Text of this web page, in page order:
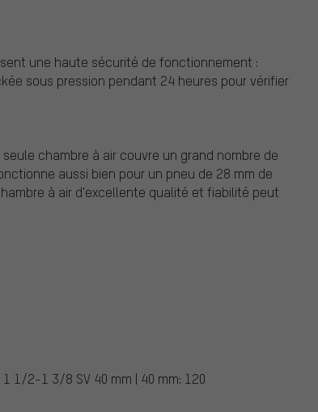
une haute sécurité de fonctionnement :
sous pression pendant 24 heures pour vérifier
chambre à air couvre un grand nombre de
aussi bien pour un pneu de 28 mm de
à air d'excellente qualité et fiabilité peut
1/2-1 3/8 SV 40 mm | 40 mm: 120